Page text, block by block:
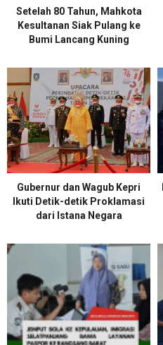
Setelah 80 Tahun, Mahkota
Kesultanan Siak Pulang ke
Bumi Lancang Kuning
Gubernur dan Wagub Kepri
Ikuti Detik-detik Proklamasi
dari Istana Negara